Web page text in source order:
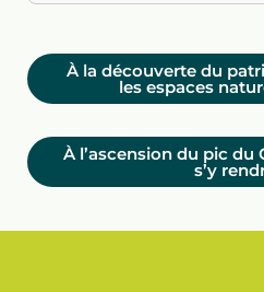
À la découverte du
les espaces
À l’ascension du pic
s’y